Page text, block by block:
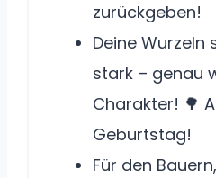
zurückgeben!
Deine Wurzeln
stark – genau
Charakter! 🌳
Geburtstag!
Für den